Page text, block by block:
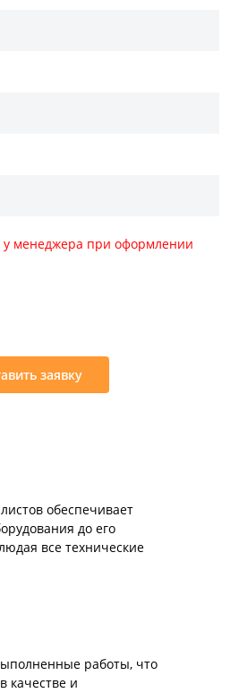
у менеджера при оформлении
заявку
обеспечивает
до его
все технические
работы, что
качестве и